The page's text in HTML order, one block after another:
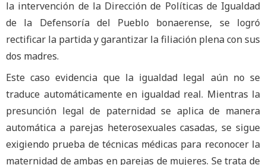
la intervención de la Dirección de Políticas de Igualdad
de la Defensoría del Pueblo bonaerense, se logró
rectificar la partida y garantizar la filiación plena con sus
dos madres.
Este caso evidencia que la igualdad legal aún no se
traduce automáticamente en igualdad real. Mientras la
presunción legal de paternidad se aplica de manera
automática a parejas heterosexuales casadas, se sigue
exigiendo prueba de técnicas médicas para reconocer la
maternidad de ambas en parejas de mujeres. Se trata de